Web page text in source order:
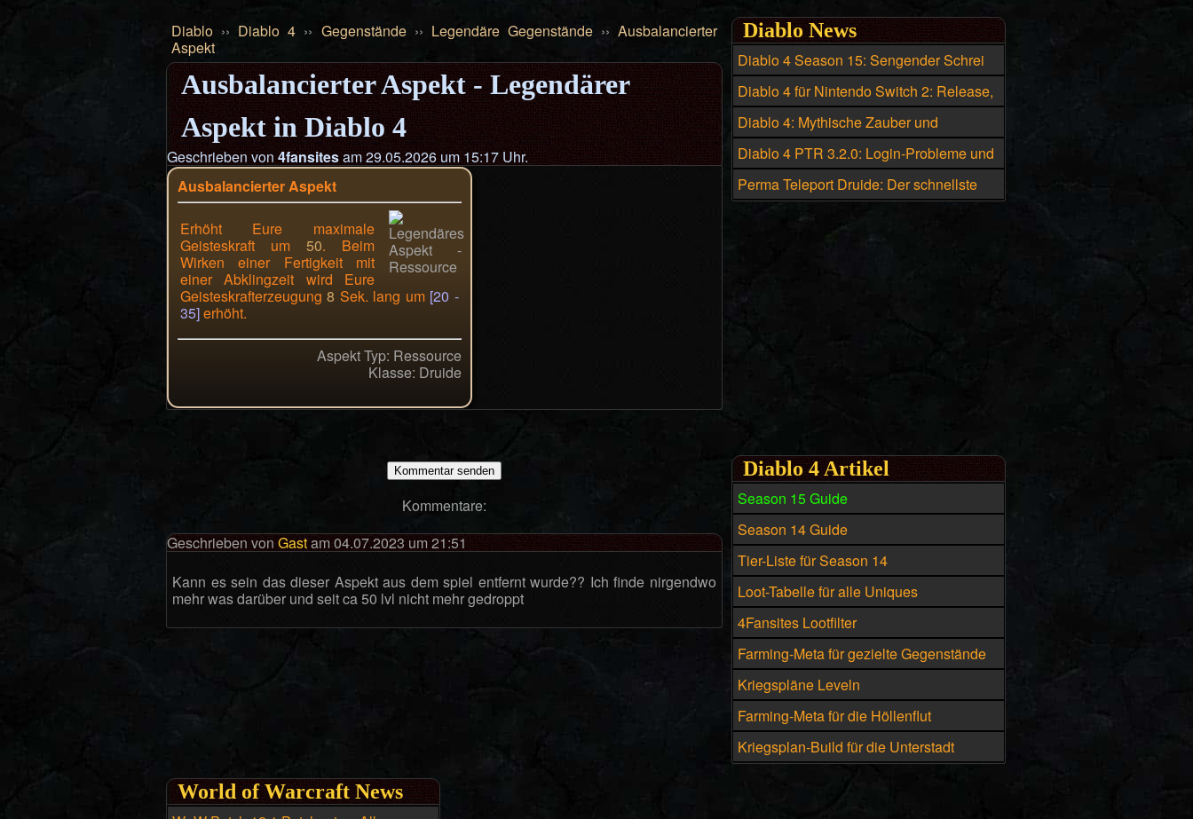
Diablo ›› Diablo 4 ›› Gegenstände›› Legendäre Gegenstände›› Ausbalancierter
Aspekt
Ausbalancierter Aspekt - Legendärer
Aspekt in Diablo 4
Geschrieben von 4fansitesam 29.05.2026 um 15:17 Uhr.
Ausbalancierter Aspekt
Erhöht Eure maximale
Geisteskraft um 50. Beim
Wirken einer Fertigkeit mit
einer Abklingzeit wird Eure
Geisteskrafterzeugung8 Sek. lang um [20 -
35]erhöht.
Aspekt Typ: Ressource
Klasse: Druide
Kommentare:
Geschrieben von Gastam 04.07.2023 um 21:51
Kann es sein das dieser Aspekt aus dem spiel entfernt wurde?? Ich finde nirgendwo
mehr was darüber und seit ca 50 lvl nicht mehr gedroppt
Diablo News
Diablo 4 Season 15: Sengender Schrei
Build - Die beste Skillung für den
Hexenmeister
Diablo 4 für Nintendo Switch 2: Release,
Preis und Box-Version geleakt
Diablo 4: Mythische Zauber und
historische Uniques eskalieren
Diablo 4 PTR 3.2.0: Login-Probleme und
zahlreiche bekannte Fehler
Perma Teleport Druide: Der schnellste
Build in Diablo 4
Diablo 4 Artikel
Season 15 Guide
Season 14 Guide
Tier-Liste für Season 14
Loot-Tabelle für alle Uniques
4Fansites Lootfilter
Farming-Meta für gezielte Gegenstände
Kriegspläne Leveln
Farming-Meta für die Höllenflut
Kriegsplan-Build für die Unterstadt
World of Warcraft News